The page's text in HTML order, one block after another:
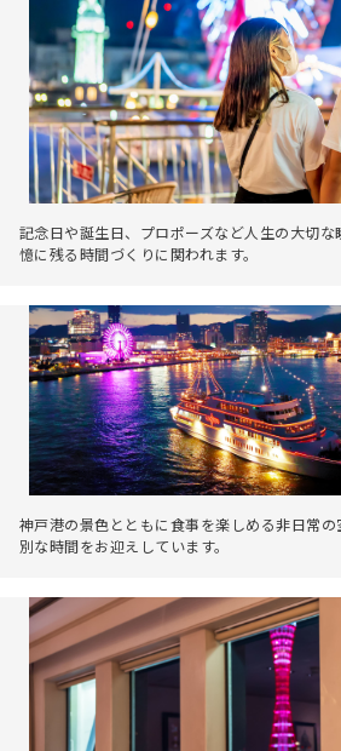
記念日や誕生日、プロポーズなど人生の大切
憶に残る時間づくりに関われます。
神戸港の景色とともに食事を楽しめる非日常
別な時間をお迎えしています。